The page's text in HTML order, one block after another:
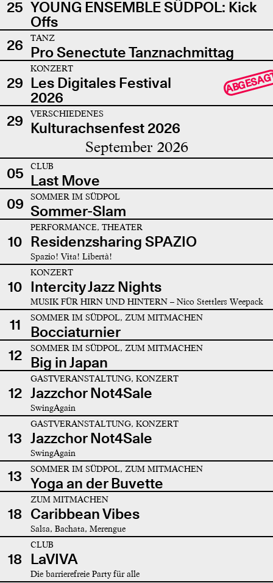
25 YOUNG ENSEMBLE SÜDPOL: Kick
Offs
26
TANZ
Pro Senectute Tanznachmittag
29
KONZERT
Les Digitales Festival
2026
29 VERSCHIEDENES
Kulturachsenfest 2026
September 2026
05 CLUB
Last Move
09
SOMMER IM SÜDPOL
Sommer-Slam
10
PERFORMANCE, THEATER
Residenzsharing SPAZIO
Spazio! Vita! Libertà!
10
KONZERT
Intercity Jazz Nights
MUSIK FÜR HIRN UND HINTERN – Nico Stettlers Weepack
11 SOMMER IM SÜDPOL, ZUM MITMACHEN
Bocciaturnier
12
SOMMER IM SÜDPOL, ZUM MITMACHEN
Big in Japan
12
GASTVERANSTALTUNG, KONZERT
Jazzchor Not4Sale
SwingAgain
13
GASTVERANSTALTUNG, KONZERT
Jazzchor Not4Sale
SwingAgain
13 SOMMER IM SÜDPOL, ZUM MITMACHEN
Yoga an der Buvette
18
ZUM MITMACHEN
Caribbean Vibes
Salsa, Bachata, Merengue
18
CLUB
LaVIVA
Die barrierefreie Party für alle